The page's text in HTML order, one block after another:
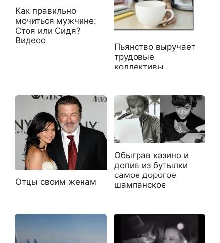
Как правильно
мочиться мужчине:
Стоя или Сидя?
Видеоо
Пьянство выручает
трудовые
коллективы
Отцы своим женам
Обыграв казино и
допив из бутылки
самое дорогое
шампанское